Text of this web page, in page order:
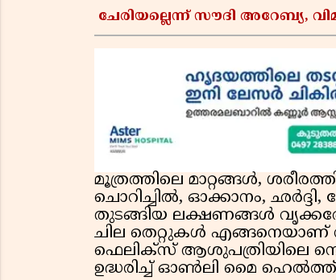
ചേരിയല്ലെന്ന് സൗദി അറേബ്യ,
മൂത്രത്തിലെ മാറ്റങ്ങൾ,
ചൊറിച്ചിൽ, ഓക്കാനം,
തുടങ്ങിയ ലക്ഷണങ്ങൾ
ചില തെറ്റുകൾ എങ്ങനെയാണ്
ഫെലിക്സ് ആശുപത്രിയിലെ
ഉദ്ധരിച്ച് ഓൺലി മൈ ഹെൽത്ത്